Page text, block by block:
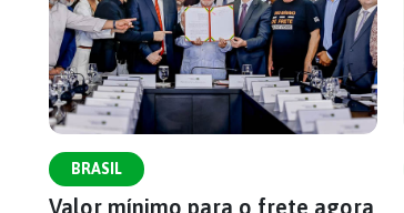
BRASIL
Valor mínimo para o frete agora